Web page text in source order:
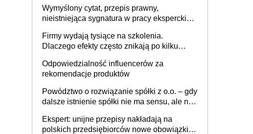
Wymyślony cytat, przepis prawny,
nieistniejąca sygnatura w pracy eksperckiej -
firmie
Firmy wydają tysiące na szkolenia.
Dlaczego efekty często znikają po kilku
Odpowiedzialność influencerów za
rekomendacje produktów
Powództwo o rozwiązanie spółki z o.o. – gdy
dalsze istnienie spółki nie ma sensu, ale nie
Ekspert: unijne przepisy nakładają na
polskich przedsiębiorców nowe obowiązki w